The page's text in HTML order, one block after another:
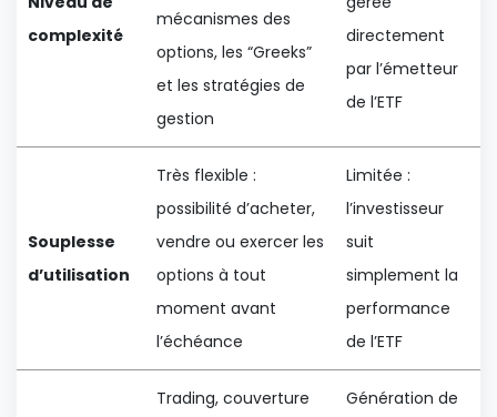
complexité
mécanismes des
options, les “Greeks”
et les stratégies de
gestion
directement
par l’émetteur
de l’ETF
Souplesse
d’utilisation
Très flexible :
possibilité d’acheter,
vendre ou exercer les
options à tout
moment avant
l’échéance
Limitée :
l’investisseur
suit
simplement la
performance
de l’ETF
Trading, couverture
Génération de